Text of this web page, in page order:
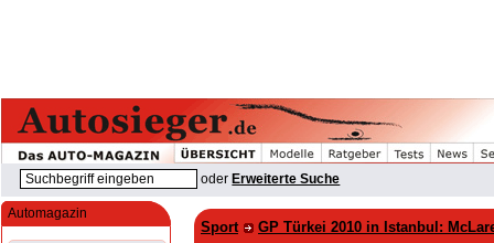
oder Erweiterte Suche
Automagazin
Sport GP Türkei 2010 in Istanbul: